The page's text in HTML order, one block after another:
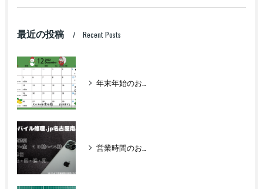
最近の投稿 Recent Posts
年末年始のお知らせ
営業時間のお知らせ